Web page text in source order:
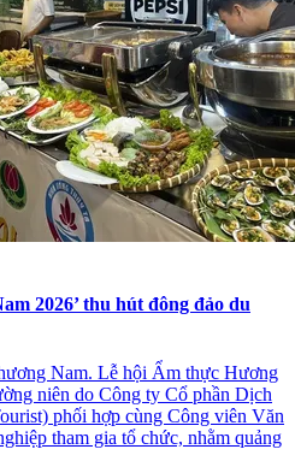
2026’ thu hút đông đảo du
Nam. Lễ hội Ẩm thực Hương
niên do Công ty Cổ phần Dịch
phối hợp cùng Công viên Văn
tham gia tổ chức, nhằm quảng